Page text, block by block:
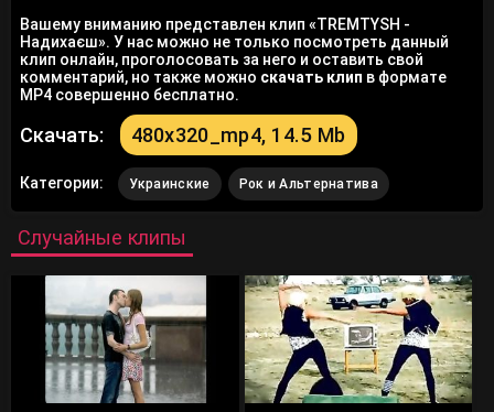
Вашему вниманию представлен клип «TREMTYSH -
Надихаєш». У нас можно не только посмотреть данный
клип онлайн, проголосовать за него и оставить свой
комментарий, но также можно скачать клип в формате
MP4 совершенно бесплатно.
Скачать: 480x320_mp4, 14.5 Mb
Категории: Украинские Рок и Альтернатива
Случайные клипы